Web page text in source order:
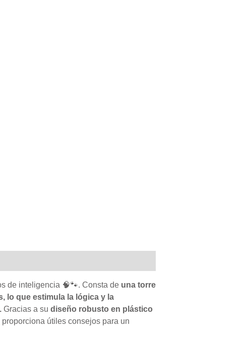
de inteligencia 🧠🐾. Consta deuna torre
lo que estimula la lógica y la
Gracias a su diseño robusto en plástico
útiles consejos para un